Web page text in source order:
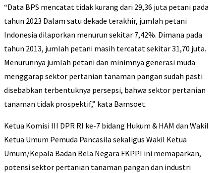
“Data BPS mencatat tidak kurang dari 29,36 juta petani pada
tahun 2023 Dalam satu dekade terakhir, jumlah petani
Indonesia dilaporkan menurun sekitar 7,42%. Dimana pada
tahun 2013, jumlah petani masih tercatat sekitar 31,70 juta.
Menurunnya jumlah petani dan minimnya generasi muda
menggarap sektor pertanian tanaman pangan sudah pasti
disebabkan terbentuknya persepsi, bahwa sektor pertanian
tanaman tidak prospektif,” kata Bamsoet.
Ketua Komisi III DPR RI ke-7 bidang Hukum & HAM dan Wakil
Ketua Umum Pemuda Pancasila sekaligus Wakil Ketua
Umum/Kepala Badan Bela Negara FKPPI ini memaparkan,
potensi sektor pertanian tanaman pangan dan industri